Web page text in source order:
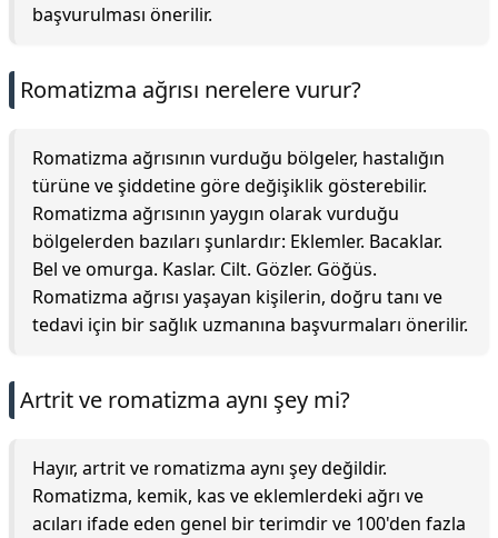
başvurulması önerilir.
Romatizma ağrısı nerelere vurur?
Romatizma ağrısının vurduğu bölgeler, hastalığın
türüne ve şiddetine göre değişiklik gösterebilir.
Romatizma ağrısının yaygın olarak vurduğu
bölgelerden bazıları şunlardır: Eklemler. Bacaklar.
Bel ve omurga. Kaslar. Cilt. Gözler. Göğüs.
Romatizma ağrısı yaşayan kişilerin, doğru tanı ve
tedavi için bir sağlık uzmanına başvurmaları önerilir.
Artrit ve romatizma aynı şey mi?
Hayır, artrit ve romatizma aynı şey değildir.
Romatizma, kemik, kas ve eklemlerdeki ağrı ve
acıları ifade eden genel bir terimdir ve 100'den fazla